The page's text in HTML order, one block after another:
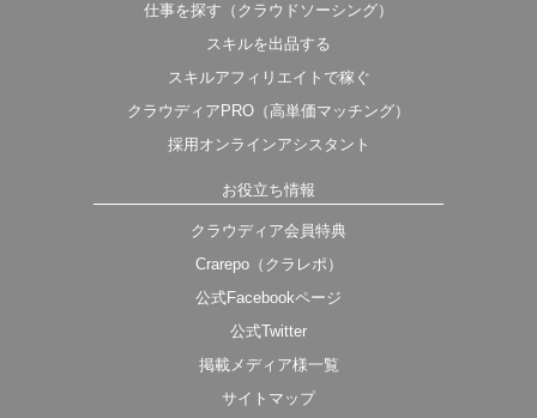
仕事を探す（クラウドソーシング）
スキルを出品する
スキルアフィリエイトで稼ぐ
クラウディアPRO（高単価マッチング）
採用オンラインアシスタント
お役立ち情報
クラウディア会員特典
Crarepo（クラレポ）
公式Facebookページ
公式Twitter
掲載メディア様一覧
サイトマップ